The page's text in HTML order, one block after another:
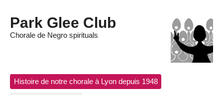
Park Glee Club
Chorale de Negro spirituals
Histoire de notre chorale à Lyon depuis 1948